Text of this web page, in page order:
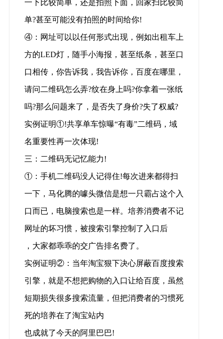
一下比较简单，还是拍照下面，回家扫比较简
单?甚至可能没有拍照的时间给你!
④：网址可以以任何形式出现，例如出租车上
方的LED灯，随手小海报，甚至纸条，甚至口
口相传，你告诉我，我告诉你，百度在哪里，
请问二维码怎么弄?纹在身上吗?你拿着一张纸
吗?那么问题来了，是否失了身价?失了权威?
实例证明①!共享单车惊曝“有毒”二维码，域
名重要性再一次体现!
三：二维码无记忆能力!
①：手机二维码没人记得住!每次进来都得扫
一下，马化腾的噱头微信是想一只霸占这个入
口而已，电脑搜索也是一样。培养消费者不记
网址的坏习惯，被搜索引擎控制了入口后
，大家都乖乖的交广告排名费了。
实例证明②：当年淘宝狠下决心屏蔽百度搜索
引擎，就是不想把购物的入口让给百度，虽然
短期损失很多搜索流量，但把消费者的习惯死
死的培养在了淘宝站内
也成就了今天的阿里巴巴!